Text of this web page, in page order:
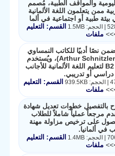
والمواقف الطبية، مُصمم
ممن يتعلمون اللغة الألمانية
طبية أو اجتماعية في ألما
القسم: التعليم
ملفات
نصًا أدبيًا للكاتب النمساوي
الشهير آرثر شنيتسلر (Arthur Schnitzler)، ويُستخدم
ضمن المستوى اللغوي B2 لتعليم اللغة الألمانية للأجانب
أو تدريبي.
القسم: التعليم
ملفات
بالتفصيل خطوات تعديل شهادة
مرجعاً عملياً شاملاً للطلاب
على ترخيص مزاولة مهنة
في ألمانيا.
القسم: التعليم
ملفات